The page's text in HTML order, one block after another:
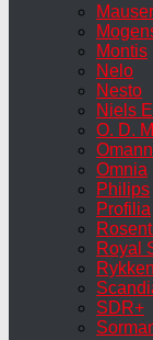
Mauser
Montis
Nelo
Nesto
Niels
O. D.
Omnia
Philips
Profilia
Royal
Rykken
SDR+